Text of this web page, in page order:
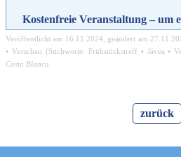
Kostenfreie Veranstaltung – um
Veröffentlicht am 16.11.2024 , geändert am
• Vorschau (Stichworte: Frühstückstreff• Jávea •
Costa Blanca
zurück